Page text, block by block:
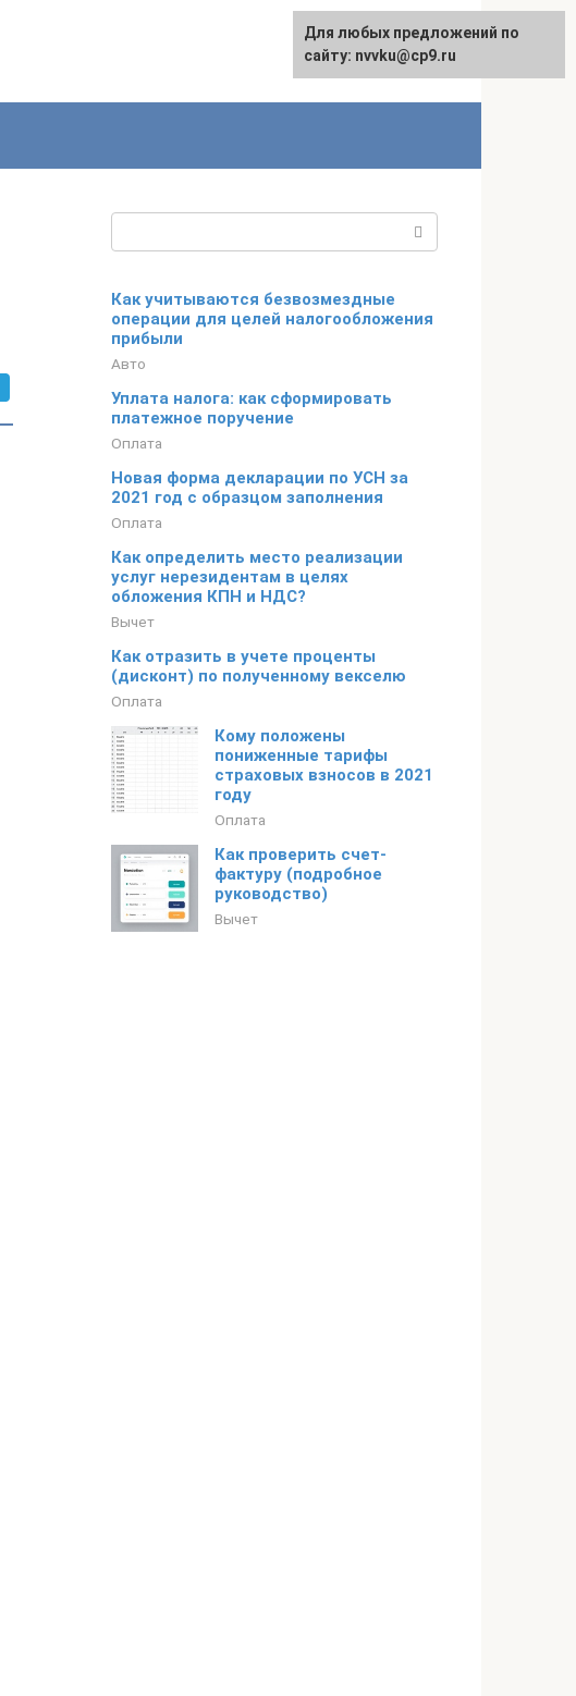
English
Как учитываются безвозмездные
операции для целей налогообложения
прибыли
Авто
Уплата налога: как сформировать
платежное поручение
Оплата
Новая форма декларации по УСН за
2021 год с образцом заполнения
Оплата
Как определить место реализации
услуг нерезидентам в целях
обложения КПН и НДС?
Вычет
Как отразить в учете проценты
(дисконт) по полученному векселю
Оплата
Кому положены
пониженные тарифы
страховых взносов в 2021
году
Оплата
Как проверить счет-
фактуру (подробное
руководство)
Вычет
Для любых предложений по
сайту: nvvku@cp9.ru